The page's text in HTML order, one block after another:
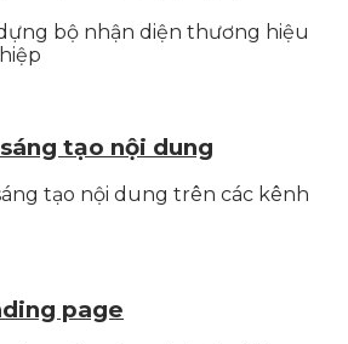
bộ nhận diện thương hiệu
tạo nội dung
tạo nội dung trên các kênh
page